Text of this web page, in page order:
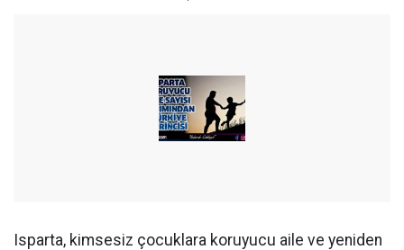
Isparta, kimsesiz çocuklara koruyucu aile ve yeniden